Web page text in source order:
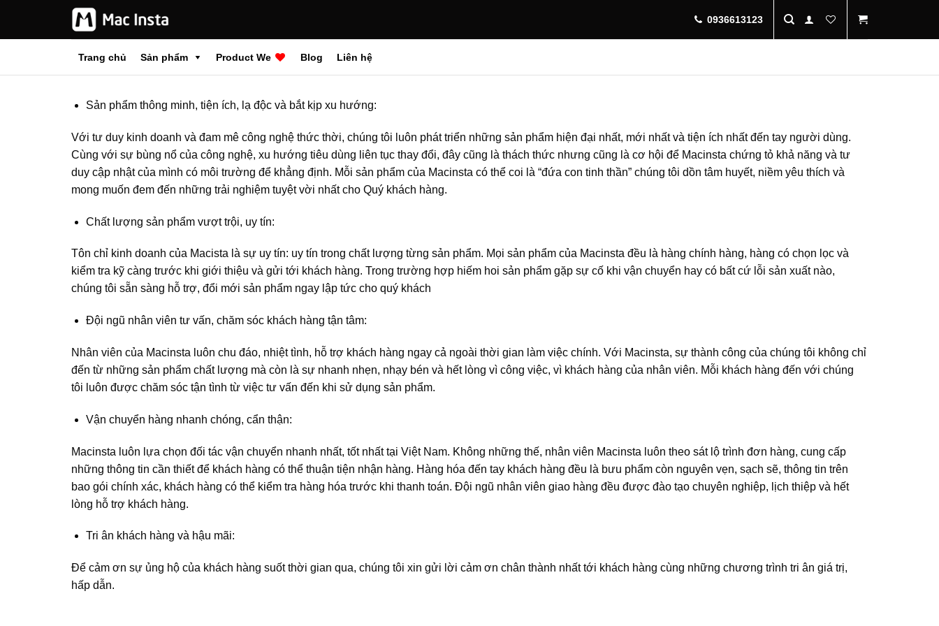
nội
0936613123
Trang chủ Sản phẩm Product We Blog Liên hệ
Sản phẩm thông minh, tiện ích, lạ độc và bắt kịp xu hướng:
Với tư duy kinh doanh và đam mê công nghệ thức thời, chúng tôi luôn phát triển những sản phẩm hiện đại nhất, mới nhất và tiện ích nhất đến tay người dùng.
Cùng với sự bùng nổ của công nghệ, xu hướng tiêu dùng liên tục thay đổi, đây cũng là thách thức nhưng cũng là cơ hội để Macinsta chứng tỏ khả năng và tư
duy cập nhật của mình có môi trường để khẳng định. Mỗi sản phẩm của Macinsta có thể coi là “đứa con tinh thần” chúng tôi dồn tâm huyết, niềm yêu thích và
mong muốn đem đến những trải nghiệm tuyệt vời nhất cho Quý khách hàng.
Chất lượng sản phẩm vượt trội, uy tín:
Tôn chỉ kinh doanh của Macista là sự uy tín: uy tín trong chất lượng từng sản phẩm. Mọi sản phẩm của Macinsta đều là hàng chính hàng, hàng có chọn lọc và
kiểm tra kỹ càng trước khi giới thiệu và gửi tới khách hàng. Trong trường hợp hiếm hoi sản phẩm gặp sự cố khi vận chuyển hay có bất cứ lỗi sản xuất nào,
chúng tôi sẵn sàng hỗ trợ, đổi mới sản phẩm ngay lập tức cho quý khách
Đội ngũ nhân viên tư vấn, chăm sóc khách hàng tận tâm:
Nhân viên của Macinsta luôn chu đáo, nhiệt tình, hỗ trợ khách hàng ngay cả ngoài thời gian làm việc chính. Với Macinsta, sự thành công của chúng tôi không chỉ
đến từ những sản phẩm chất lượng mà còn là sự nhanh nhẹn, nhạy bén và hết lòng vì công việc, vì khách hàng của nhân viên. Mỗi khách hàng đến với chúng
tôi luôn được chăm sóc tận tình từ việc tư vấn đến khi sử dụng sản phẩm.
Vận chuyển hàng nhanh chóng, cẩn thận:
Macinsta luôn lựa chọn đối tác vận chuyển nhanh nhất, tốt nhất tại Việt Nam. Không những thế, nhân viên Macinsta luôn theo sát lộ trình đơn hàng, cung cấp
những thông tin cần thiết để khách hàng có thể thuận tiện nhận hàng. Hàng hóa đến tay khách hàng đều là bưu phẩm còn nguyên vẹn, sạch sẽ, thông tin trên
bao gói chính xác, khách hàng có thể kiểm tra hàng hóa trước khi thanh toán. Đội ngũ nhân viên giao hàng đều được đào tạo chuyên nghiệp, lịch thiệp và hết
lòng hỗ trợ khách hàng.
Tri ân khách hàng và hậu mãi:
Để cảm ơn sự ủng hộ của khách hàng suốt thời gian qua, chúng tôi xin gửi lời cảm ơn chân thành nhất tới khách hàng cùng những chương trình tri ân giá trị,
hấp dẫn.